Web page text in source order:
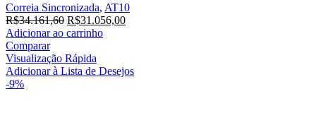
Correia Sincronizada, AT10
R$34.161,60 R$31.056,00
Adicionar ao carrinho
Comparar
Visualização Rápida
Adicionar à Lista de Desejos
-9%